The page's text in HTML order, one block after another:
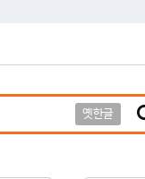
옛한글